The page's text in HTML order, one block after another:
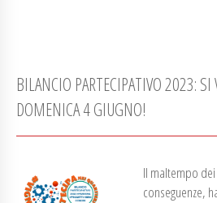
BILANCIO PARTECIPATIVO 2023: SI
DOMENICA 4 GIUGNO!
Il maltempo
conseguenze,